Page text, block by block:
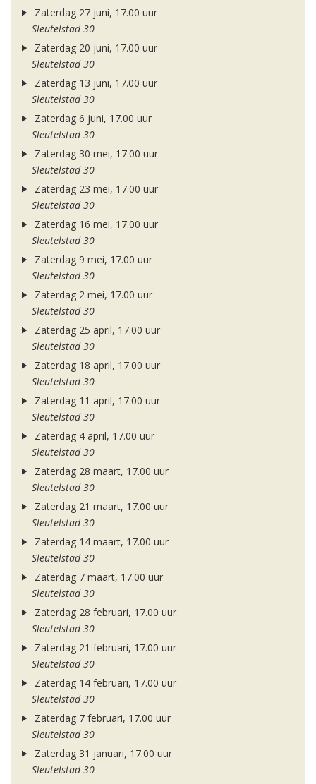
Zaterdag 27 juni, 17.00 uur
Sleutelstad 30
Zaterdag 20 juni, 17.00 uur
Sleutelstad 30
Zaterdag 13 juni, 17.00 uur
Sleutelstad 30
Zaterdag 6 juni, 17.00 uur
Sleutelstad 30
Zaterdag 30 mei, 17.00 uur
Sleutelstad 30
Zaterdag 23 mei, 17.00 uur
Sleutelstad 30
Zaterdag 16 mei, 17.00 uur
Sleutelstad 30
Zaterdag 9 mei, 17.00 uur
Sleutelstad 30
Zaterdag 2 mei, 17.00 uur
Sleutelstad 30
Zaterdag 25 april, 17.00 uur
Sleutelstad 30
Zaterdag 18 april, 17.00 uur
Sleutelstad 30
Zaterdag 11 april, 17.00 uur
Sleutelstad 30
Zaterdag 4 april, 17.00 uur
Sleutelstad 30
Zaterdag 28 maart, 17.00 uur
Sleutelstad 30
Zaterdag 21 maart, 17.00 uur
Sleutelstad 30
Zaterdag 14 maart, 17.00 uur
Sleutelstad 30
Zaterdag 7 maart, 17.00 uur
Sleutelstad 30
Zaterdag 28 februari, 17.00 uur
Sleutelstad 30
Zaterdag 21 februari, 17.00 uur
Sleutelstad 30
Zaterdag 14 februari, 17.00 uur
Sleutelstad 30
Zaterdag 7 februari, 17.00 uur
Sleutelstad 30
Zaterdag 31 januari, 17.00 uur
Sleutelstad 30